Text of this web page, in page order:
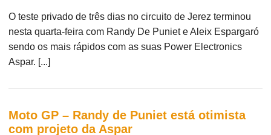
O teste privado de três dias no circuito de Jerez terminou
nesta quarta-feira com Randy De Puniet e Aleix Espargaró
sendo os mais rápidos com as suas Power Electronics
Aspar. [...]
Moto GP – Randy de Puniet está otimista
com projeto da Aspar